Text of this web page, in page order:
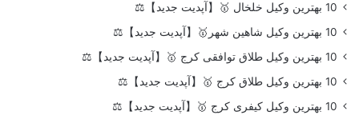
10 بهترین وکیل خلخال 🥇【آپدیت جدید】⚖️
10 بهترین وکیل شاهین شهر🥇【آپدیت جدید】⚖️
10 بهترین وکیل طلاق توافقی کرج 🥇【آپدیت جدید】⚖️
10 بهترین وکیل طلاق کرج 🥇【آپدیت جدید】⚖️
10 بهترین وکیل کیفری کرج 🥇【آپدیت جدید】⚖️